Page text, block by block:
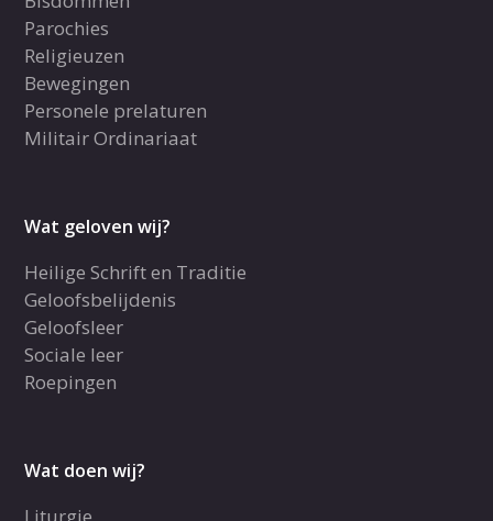
Parochies
Religieuzen
Bewegingen
Personele prelaturen
Militair Ordinariaat
Wat geloven wij?
Heilige Schrift en Traditie
Geloofsbelijdenis
Geloofsleer
Sociale leer
Roepingen
Wat doen wij?